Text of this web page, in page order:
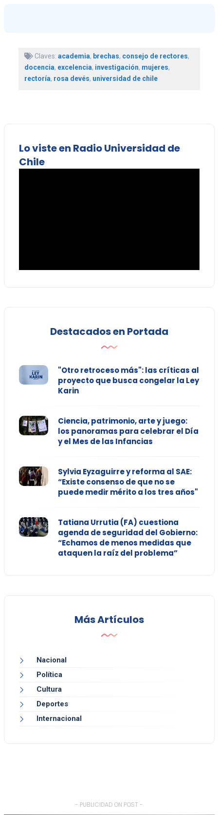
Claves: academia, brechas, consejo de rectores,
docencia, excelencia, investigación, mujeres,
rectoría, rosa devés, universidad de chile
Lo viste en Radio Universidad de
Chile
Destacados en Portada
"Otro retroceso más": las críticas al
proyecto que busca congelar la Ley
Karin
Ciencia, patrimonio, arte y juego:
los panoramas para celebrar el Día
y el Mes de las Infancias
Sylvia Eyzaguirre y reforma al SAE:
“Existe consenso de que no se
puede medir mérito a los tres años"
Tatiana Urrutia (FA) cuestiona
agenda de seguridad del Gobierno:
“Echamos de menos medidas que
ataquen la raíz del problema”
Más Artículos
Nacional
Política
Cultura
Deportes
Internacional
- PUBLICIDAD ON POST -